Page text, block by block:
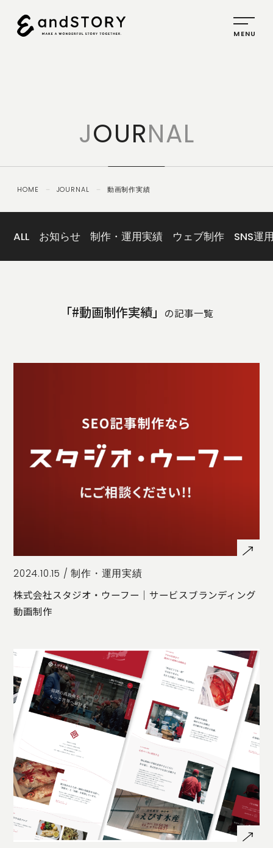
SERVICE
PLANNING
CREATIVE
IDENTITY
ABOUT
US
COMPANY
JOURNAL
US
SECURITY
特定商取引
JOURNAL
HOME － JOURNAL － 動画制作実績
ALL お知らせ 制作・運用実績 ウェブ制作 SNS運
「#動画制作実績」 の記事一覧
2024.10.15 /制作・運用実績
株式会社スタジオ・ウーフー｜サービスブランディング
動画制作